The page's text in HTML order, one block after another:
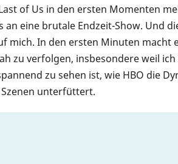
of Us in den ersten Momenten
an eine brutale Endzeit-Show. Und
mich. In den ersten Minuten macht
zu verfolgen, insbesondere weil
zu sehen ist, wie HBO die
unterfüttert.